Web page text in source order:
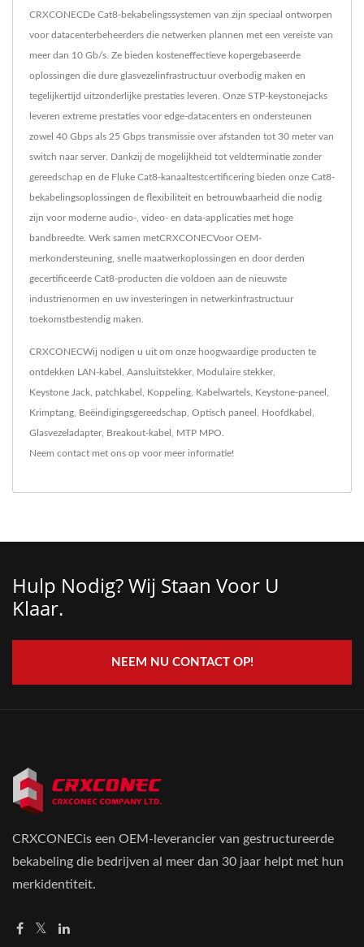
CRXCONECDe Cat8-bekabelingssystemen van zijn speciaal ontworpen
voor datacenterbeheerders die netwerken plannen met een vereiste van
meer dan 10 Gb/s. Ze bieden kosteneffectieve kopergebaseerde
oplossingen die dure glasvezelinfrastructuur overbodig maken en
tegelijkertijd uitzonderlijke prestaties leveren. Onze STP-keystonejacks
leveren extreme prestaties voor edge-datacenters en ondersteunen
zowel 40 Gbps als 25 Gbps transmissie over afstanden tot 30 meter van
switch naar server. Dankzij de mogelijkheid tot veldterminatie zonder
gereedschap en de Fluke Cat8-kanaaltestcertificering bieden onze Cat8-
bekabelingsoplossingen de flexibiliteit en betrouwbaarheid die nodig
zijn voor moderne audio-, video- en data-applicaties met hoge
bandbreedte. Werk samen metCRXCONECVoor OEM-
merkondersteuning, snelle maatwerkoplossingen en door derden
gecertificeerde Cat8-producten die voldoen aan de nieuwste
industrienormen en uw investeringen in netwerkinfrastructuur
toekomstbestendig maken.
CRXCONECWij nodigen u uit om onze hoogwaardige producten te
ontdekken LAN-kabel Aansluitstekker, Modulaire stekker,
Keystone Jack patchkabel Koppeling Kabelwartels Keystone-paneel
Krimptang Beëindigingsgereedschap Optisch paneel Hoofdkabel
Glasvezeladapter, Breakout-kabel MTP MPO
Neem contact met ons op voor meer informatie!
Hulp Nodig? Wij Staan ​​voor U
Klaar.
NEEM NU CONTACT OP!
CRXCONECis een OEM-leverancier van gestructureerde
bekabeling die bedrijven al meer dan 30 jaar helpt met hun
merkidentiteit.